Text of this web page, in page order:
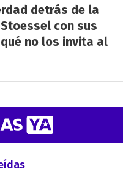
detrás de la
con sus
no los invita al